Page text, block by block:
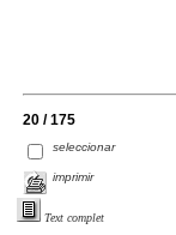
20 / 175
seleccionar
imprimir
Text complet